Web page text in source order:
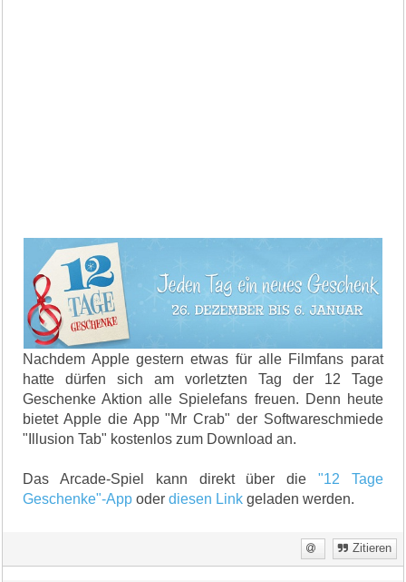
Nachdem Apple gestern etwas für alle Filmfans parat
hatte dürfen sich am vorletzten Tag der 12 Tage
Geschenke Aktion alle Spielefans freuen. Denn heute
bietet Apple die App "Mr Crab" der Softwareschmiede
"Illusion Tab" kostenlos zum Download an.
Das Arcade-Spiel kann direkt über die "12 Tage
Geschenke"-App oderdiesen Link geladen werden.
Zitieren